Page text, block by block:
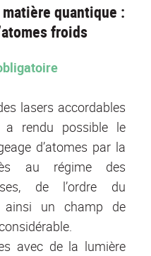
quantique :
froids
lasers accordables
rendu possible le
d’atomes par la
au régime des
de l’ordre du
ainsi un champ de
avec de la lumière